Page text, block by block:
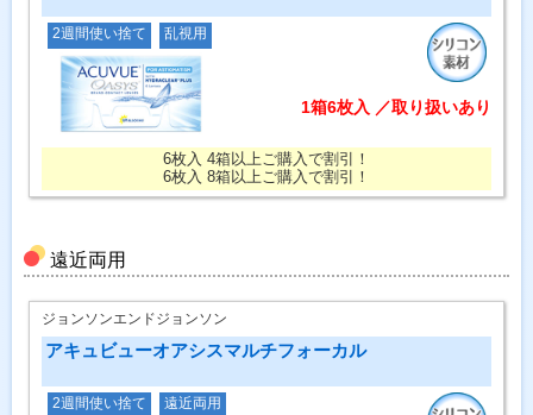
2週間使い捨て 乱視用
1箱6枚入 ／取り扱いあり
6枚入 4箱以上ご購入で割引！
6枚入 8箱以上ご購入で割引！
遠近両用
ジョンソンエンドジョンソン
アキュビューオアシスマルチフォーカル
2週間使い捨て 遠近両用